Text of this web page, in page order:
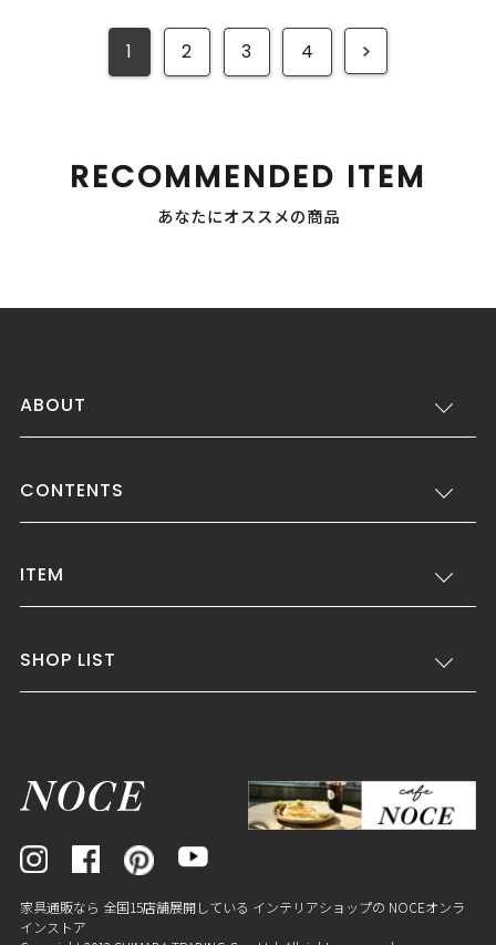
1 2 3 4
RECOMMENDED ITEM
あなたにオススメの商品
ABOUT
CONTENTS
ITEM
SHOP LIST
家具通販なら 全国15店舗展開している インテリアショップの NOCEオンラ
インストア